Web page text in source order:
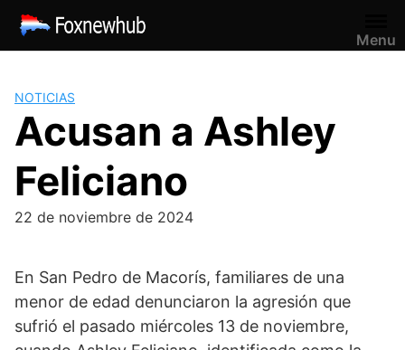
Saltar
contenido
Menu
NOTICIAS
Acusan a Ashley
Feliciano
22 de noviembre de 2024
En San Pedro de Macorís, familiares de una
menor de edad denunciaron la agresión que
sufrió el pasado miércoles 13 de noviembre,